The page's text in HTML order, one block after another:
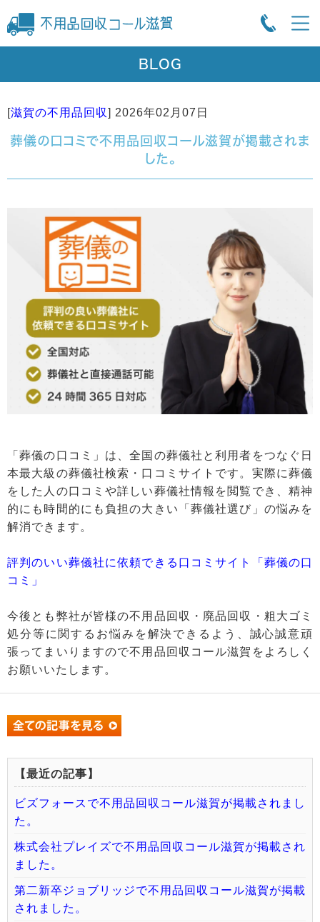
BLOG
[滋賀の不用品回収] 2026年02月07日
葬儀の口コミで不用品回収コール滋賀が掲載されま
した。
「葬儀の口コミ」は、全国の葬儀社と利用者をつなぐ日
本最大級の葬儀社検索・口コミサイトです。実際に葬儀
をした人の口コミや詳しい葬儀社情報を閲覧でき、精神
的にも時間的にも負担の大きい「葬儀社選び」の悩みを
解消できます。
評判のいい葬儀社に依頼できる口コミサイト「葬儀の口
コミ」
今後とも弊社が皆様の不用品回収・廃品回収・粗大ゴミ
処分等に関するお悩みを解決できるよう、誠心誠意頑
張ってまいりますので不用品回収コール滋賀をよろしく
お願いいたします。
【最近の記事】
ビズフォースで不用品回収コール滋賀が掲載されまし
た。
株式会社プレイズで不用品回収コール滋賀が掲載され
ました。
第二新卒ジョブリッジで不用品回収コール滋賀が掲載
されました。